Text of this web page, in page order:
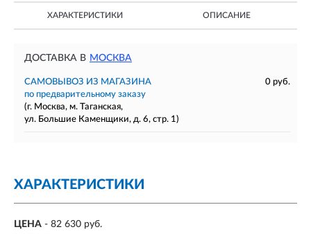
ХАРАКТЕРИСТИКИ ОПИСАНИЕ
ДОСТАВКА В МОСКВА
САМОВЫВОЗ ИЗ МАГАЗИНА
0 руб.
по предварительному заказу
(г. Москва, м. Таганская,
ул. Большие Каменщики, д. 6, стр. 1)
ХАРАКТЕРИСТИКИ
ЦЕНА - 82 630 руб.